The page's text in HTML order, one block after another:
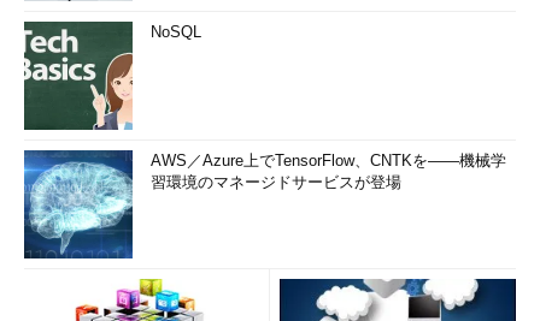
NoSQL
AWS／Azure上でTensorFlow、CNTKを――機械学
習環境のマネージドサービスが登場